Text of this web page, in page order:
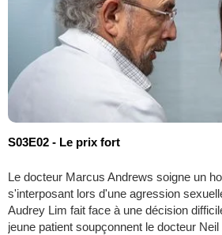
S03E02 - Le prix fort
Le docteur Marcus Andrews soigne un
s'interposant lors d'une agression
Audrey Lim fait face à une décision
jeune patient soupçonnent le docteur Neil